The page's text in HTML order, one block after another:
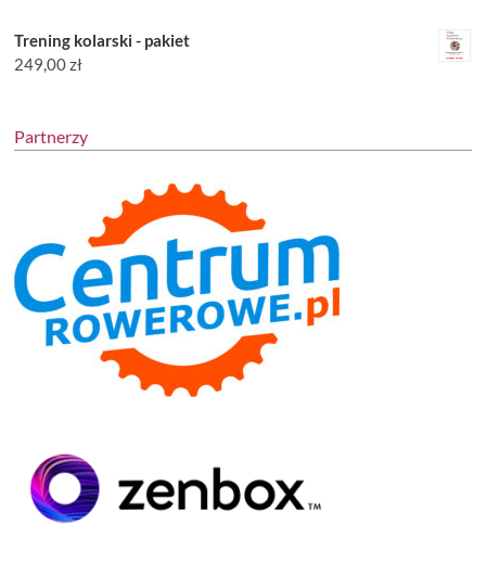
Trening kolarski - pakiet
249,00zł
Partnerzy